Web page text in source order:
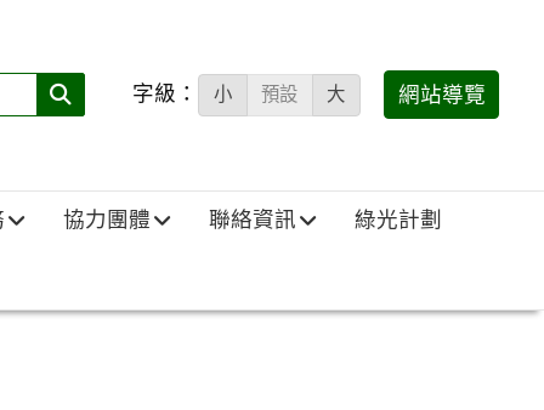
搜
填)：
字級： 小 預設 大 網站導覽
協力團體 聯絡資訊 綠光計劃